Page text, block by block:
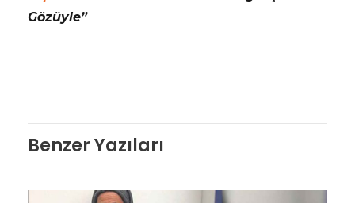
Gözüyle”
Benzer Yazıları